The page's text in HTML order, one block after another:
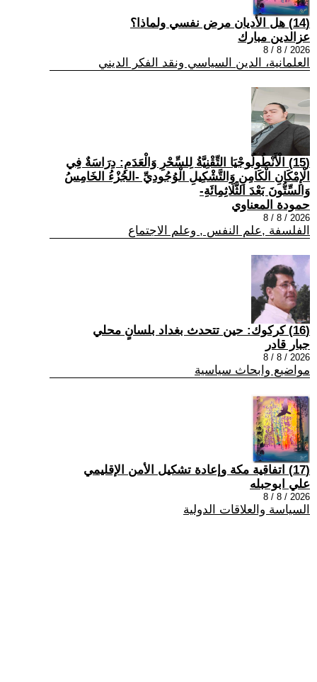
(14) هل الأديان مرض نفسي ولماذا؟
عزالدين مبارك
2026 / 8 / 8
العلمانية، الدين السياسي ونقد الفكر الديني
(15) الْأَنْطُولُوجْيَا التِّقْنِيَّةُ لِلسِّحْرِ وَالْعَدَمِ: دِرَاسَةٌ فِي
الْإِمْكَانِ الْكَامِنِ وَالتَّشْكِيلِ الْوُجُودِيِّ -الجُزْءُ الخَامِسُ
وَالسِّتُّونَ بَعْدَ الثَّلَاثِمِائَةِ-
حمودة المعناوي
2026 / 8 / 8
الفلسفة ,علم النفس , وعلم الاجتماع
(16) كركوك: حين تتحدث بغداد بلسانٍ محلي
جبار قادر
2026 / 8 / 8
مواضيع وابحاث سياسية
(17) اتفاقية مكة وإعادة تشكيل الأمن الإقليمي
علي ابوحبله
2026 / 8 / 8
السياسة والعلاقات الدولية